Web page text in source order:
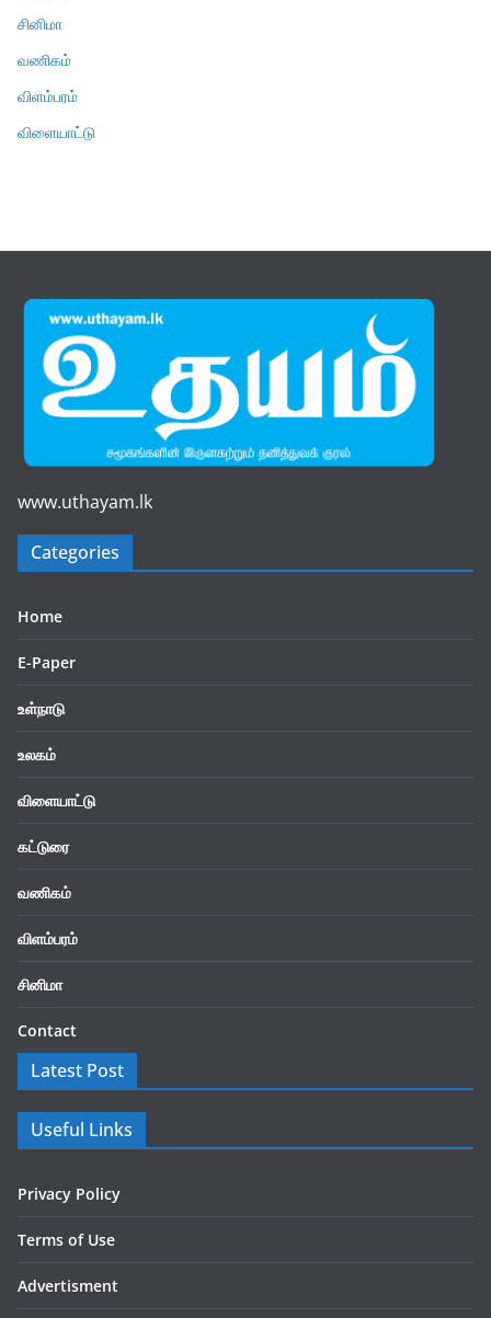
சினிமா
வணிகம்
விளம்பரம்
விளையாட்டு
www.uthayam.lk
Categories
Home
E-Paper
உள்நாடு
உலகம்
விளையாட்டு
கட்டுரை
வணிகம்
விளம்பரம்
சினிமா
Contact
Latest Post
Useful Links
Privacy Policy
Terms of Use
Advertisment